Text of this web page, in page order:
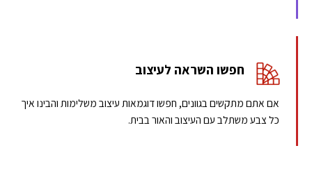
חפשו השראה לעיצוב
אם אתם מתקשים בגוונים, חפשו דוגמאות עיצוב משלימות והבינו איך
כל צבע משתלב עם העיצוב והאור בבית.